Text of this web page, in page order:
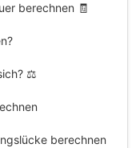
berechnen 🧾
⚖️
berechnen